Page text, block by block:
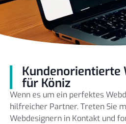
Kundenorientierte
für Köniz
Wenn es um ein perfektes
hilfreicher Partner. Treten Sie
Webdesignern in Kontakt und